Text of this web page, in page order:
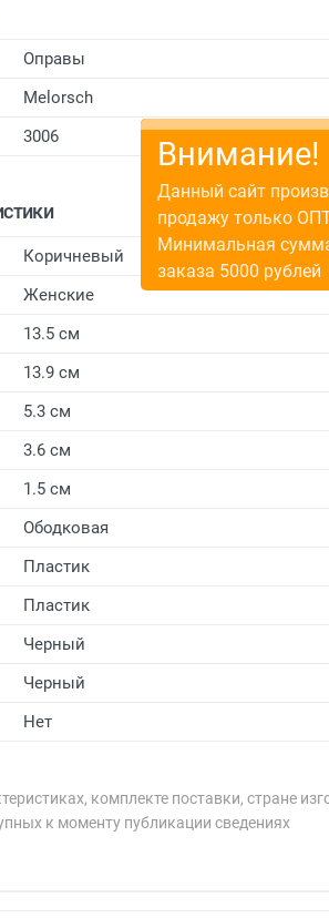
Оправы
Melorsch
3006
Коричневый
Женские
13.5 см
13.9 см
5.3 см
3.6 см
1.5 см
Ободковая
Пластик
Пластик
Черный
Черный
Нет
комплекте поставки, стране
к моменту публикации сведениях
Внимание!
Данный сайт
продажу только
Минимальная
заказа 5000 рублей